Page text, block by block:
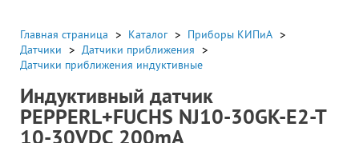
Главная страница Каталог
Приборы КИПиА
Датчики
Датчики приближения
Датчики приближения индуктивные
Индуктивный датчик
PEPPERL+FUCHS NJ10-30GK-E2-T
10-30VDC 200mA